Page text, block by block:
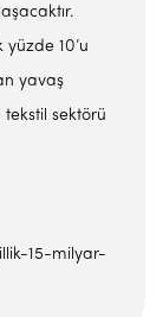
10’u
yavaş
sektörü
15-milyar-